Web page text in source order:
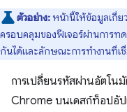
ตัวอย่าง: หน้านี้ให้ข้อมูลเกี่ย
ครอบคลุมของฟีเจอร์ผ่านการทด
กันได้และลักษณะการทำงานที่เ
การเปลี่ยนรหัสผ่านอัตโน
Chrome บนเดสก์ท็อปอัป